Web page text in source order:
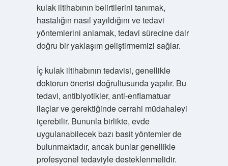
kulak iltihabının belirtilerini tanımak,
hastalığın nasıl yayıldığını ve tedavi
yöntemlerini anlamak, tedavi sürecine dair
doğru bir yaklaşım geliştirmemizi sağlar.
İç kulak iltihabının tedavisi, genellikle
doktorun önerisi doğrultusunda yapılır. Bu
tedavi, antibiyotikler, anti-enflamatuar
ilaçlar ve gerektiğinde cerrahi müdahaleyi
içerebilir. Bununla birlikte, evde
uygulanabilecek bazı basit yöntemler de
bulunmaktadır, ancak bunlar genellikle
profesyonel tedaviyle desteklenmelidir.